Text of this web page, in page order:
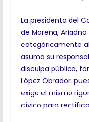
La presidenta del
de Morena, Ariadna
categóricamente al
asuma su
disculpa pública,
López Obrador,
exige el mismo
cívico para